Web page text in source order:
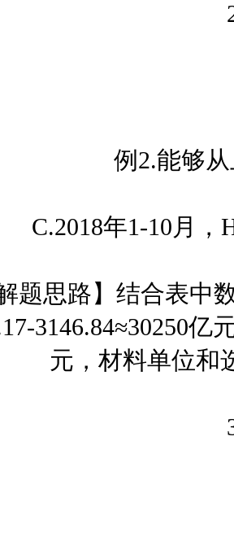
2
例2.能够从
年1-10月，H
思路】结合表中数
3146.84≈30250
元，材料单位和
3